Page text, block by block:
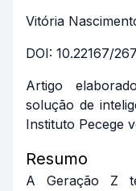
Vitória
DOI: 10.22167/
Artigo
solução de
Instituto Pecege
Resumo
A Geração Z